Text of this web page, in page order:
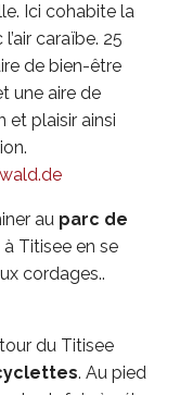
Ici cohabite la
caraïbe. 25
de bien-être
une aire de
et plaisir ainsi
au parc de
à Titisee en se
cordages..
du Titisee
. Au pied